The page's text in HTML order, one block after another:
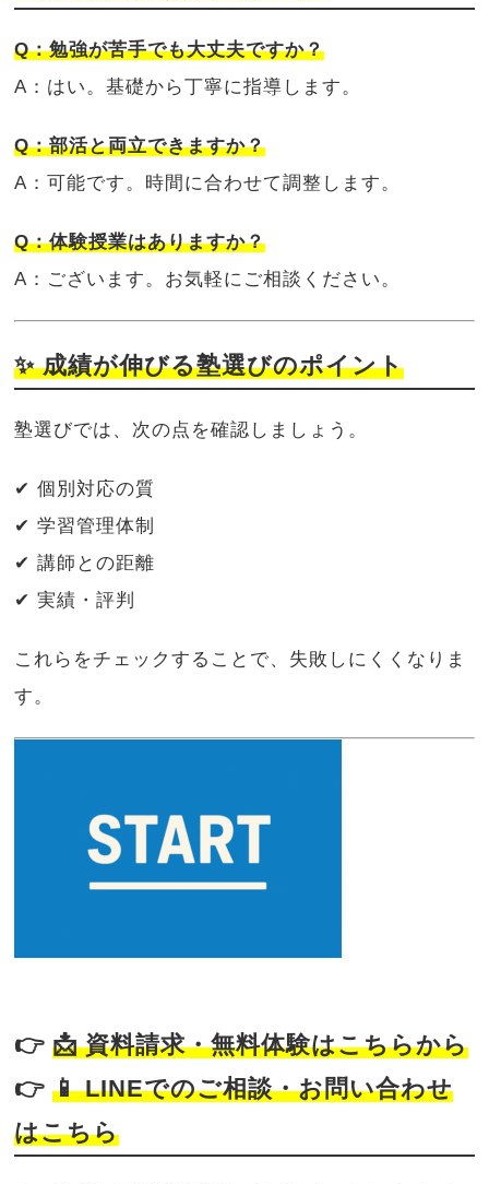
Q：勉強が苦手でも大丈夫ですか？
A：はい。基礎から丁寧に指導します。
Q：部活と両立できますか？
A：可能です。時間に合わせて調整します。
Q：体験授業はありますか？
A：ございます。お気軽にご相談ください。
✨ 成績が伸びる塾選びのポイント
塾選びでは、次の点を確認しましょう。
✔ 個別対応の質
✔ 学習管理体制
✔ 講師との距離
✔ 実績・評判
これらをチェックすることで、失敗しにくくなりま
す。
👉📩資料請求・無料体験はこちらから
👉📱LINEでのご相談・お問い合わせ
はこちら